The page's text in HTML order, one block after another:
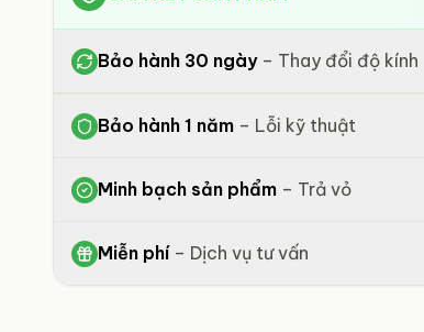
Bảo hành 30 ngày– Thay đổi độ kính
Bảo hành 1 năm – Lỗi kỹ thuật
Minh bạch sản phẩm – Trả vỏ
Miễn phí– Dịch vụ tư vấn